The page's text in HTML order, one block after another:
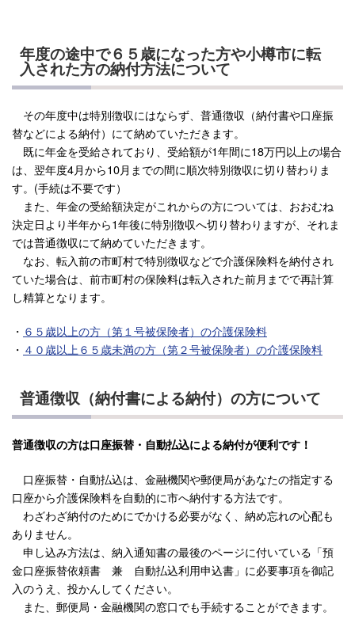
年度の途中で６５歳になった方や小樽市に転
入された方の納付方法について
その年度中は特別徴収にはならず、普通徴収（納付書や口座振
替などによる納付）にて納めていただきます。
既に年金を受給されており、受給額が1年間に18万円以上の場合
は、翌年度4月から10月までの間に順次特別徴収に切り替わりま
す。(手続は不要です）
また、年金の受給額決定がこれからの方については、おおむね
決定日より半年から1年後に特別徴収へ切り替わりますが、それま
では普通徴収にて納めていただきます。
なお、転入前の市町村で特別徴収などで介護保険料を納付され
ていた場合は、前市町村の保険料は転入された前月までで再計算
し精算となります。
・ ６５歳以上の方（第１号被保険者）の介護保険料
・ ４０歳以上６５歳未満の方（第２号被保険者）の介護保険料
普通徴収（納付書による納付）の方について
普通徴収の方は口座振替・自動払込による納付が便利です！
口座振替・自動払込は、金融機関や郵便局があなたの指定する
口座から介護保険料を自動的に市へ納付する方法です。
わざわざ納付のためにでかける必要がなく、納め忘れの心配も
ありません。
申し込み方法は、納入通知書の最後のページに付いている「預
金口座振替依頼書 兼 自動払込利用申込書」に必要事項を御記
入のうえ、投かんしてください。
また、郵便局・金融機関の窓口でも手続することができます。